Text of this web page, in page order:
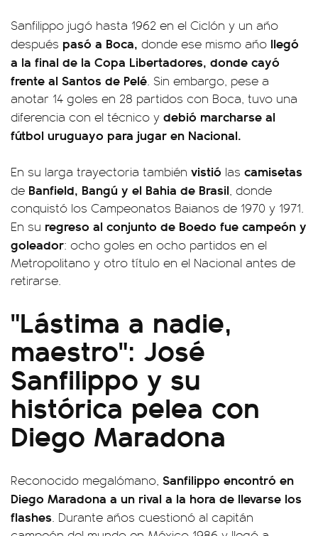
Sanfilippo jugó hasta 1962 en el Ciclón y un año
después pasó a Boca, donde ese mismo año llegó
a la final de la Copa Libertadores, donde cayó
frente al Santos de Pelé. Sin embargo, pese a
anotar 14 goles en 28 partidos con Boca, tuvo una
diferencia con el técnico y debió marcharse al
fútbol uruguayo para jugar en Nacional.
En su larga trayectoria también vistió las camisetas
de Banfield, Bangú y el Bahia de Brasil, donde
conquistó los Campeonatos Baianos de 1970 y 1971.
En su regreso al conjunto de Boedo fue campeón y
goleador: ocho goles en ocho partidos en el
Metropolitano y otro título en el Nacional antes de
retirarse.
"Lástima a nadie,
maestro": José
Sanfilippo y su
histórica pelea con
Diego Maradona
Reconocido megalómano, Sanfilippo encontró en
Diego Maradona a un rival a la hora de llevarse los
flashes. Durante años cuestionó al capitán